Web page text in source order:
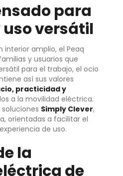
para
versátil
interior amplio, el Peaq
y usuarios que
para el trabajo, el ocio
así sus valores
practicidad y
a la movilidad eléctrica.
Simply Clever,
orientadas a facilitar el
de uso.
la
de